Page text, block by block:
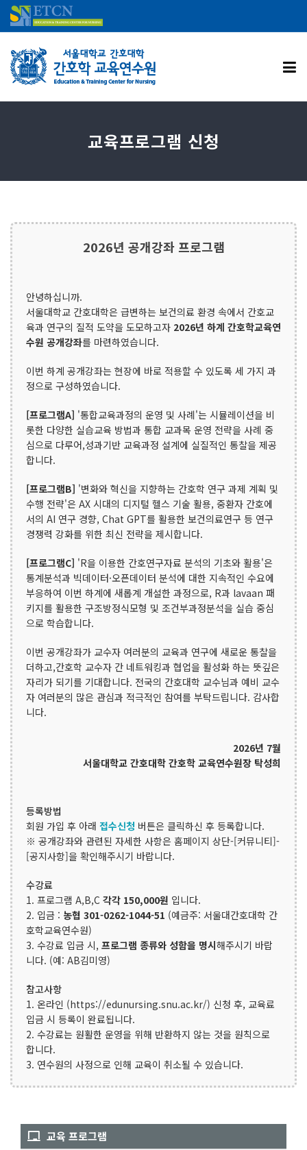
교육프로그램 신청
2026년 공개강좌 프로그램
안녕하십니까.
서울대학교 간호대학은 급변하는 보건의료 환경 속에서 간호교
육과 연구의 질적 도약을 도모하고자 2026년 하계 간호학교육연
수원 공개강좌를 마련하였습니다.
이번 하계 공개강좌는 현장에 바로 적용할 수 있도록 세 가지 과
정으로 구성하였습니다.
[프로그램A] '통합교육과정의 운영 및 사례'는 시뮬레이션을 비
롯한 다양한 실습교육 방법과 통합 교과목 운영 전략을 사례 중
심으로 다루어,성과기반 교육과정 설계에 실질적인 통찰을 제공
합니다.
[프로그램B] '변화와 혁신을 지향하는 간호학 연구 과제 계획 및
수행 전략'은 AX 시대의 디지털 헬스 기술 활용, 중환자 간호에
서의 AI 연구 경향, Chat GPT를 활용한 보건의료연구 등 연구
경쟁력 강화를 위한 최신 전략을 제시합니다.
[프로그램C] 'R을 이용한 간호연구자료 분석의 기초와 활용'은
통계분석과 빅데이터·오픈데이터 분석에 대한 지속적인 수요에
부응하여 이번 하계에 새롭계 개설한 과정으로, R과 lavaan 패
키지를 활용한 구조방정식모형 및 조건부과정분석을 실습 중심
으로 학습합니다.
이번 공개강좌가 교수자 여러분의 교육과 연구에 새로운 통찰을
더하고,간호학 교수자 간 네트워킹과 협업을 활성화 하는 뜻깊은
자리가 되기를 기대합니다. 전국의 간호대학 교수님과 예비 교수
자 여러분의 많은 관심과 적극적인 참여를 부탁드립니다. 감사합
니다.
2026년 7월
서울대학교 간호대학 간호학 교육연수원장 탁성희
등록방법
회원 가입 후 아래 접수신청 버튼은 클릭하신 후 등록합니다.
※ 공개강좌와 관련된 자세한 사항은 홈페이지 상단-[커뮤니티]-
[공지사항]을 확인해주시기 바랍니다.
수강료
1. 프로그램 A,B,C 각각 150,000원 입니다.
2. 입금 : 농협 301-0262-1044-51 (예금주: 서울대간호대학 간
호학교육연수원)
3. 수강료 입금 시, 프로그램 종류와 성함을 명시해주시기 바랍
니다. (예: AB김미영)
참고사항
1. 온라인 (https://edunursing.snu.ac.kr/) 신청 후, 교육료
입금 시 등록이 완료됩니다.
2. 수강료는 원활한 운영을 위해 반환하지 않는 것을 원칙으로
합니다.
3. 연수원의 사정으로 인해 교육이 취소될 수 있습니다.
교육 프로그램